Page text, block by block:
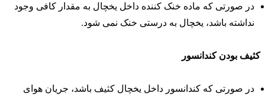
در صورتی که ماده خنک کننده داخل یخچال به مقدار کافی وجود
نداشته باشد، یخچال به درستی خنک نمی شود.
کثیف بودن کندانسور
در صورتی که کندانسور داخل یخچال کثیف باشد، جریان هوای